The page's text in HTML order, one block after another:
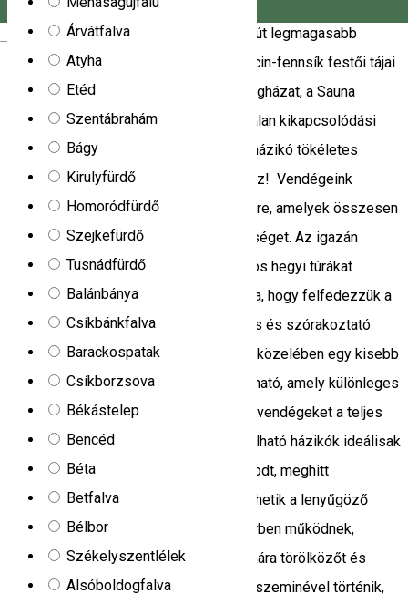
Magyar
Árvátfalva
Atyha
Etéd
Szentábrahám
Bágy
Kirulyfürdő
Homoródfürdő
Szejkefürdő
Tusnádfürdő
Balánbánya
Csíkbánkfalva
Barackospatak
Csíkborzsova
Békástelep
Bencéd
Béta
Betfalva
Bélbor
Székelyszentlélek
Alsóboldogfalva
1276 méteres tengerszint feletti magasságban, a
Gyergyószentmiklós és Parajd közötti út legmagasabb
pontján, fenyvesek árnyékában és a Bucin-fennsík festői tájai
között a látogatók 4 hangulatos kempingházat, a Sauna
Village szaunakomplexumot és számtalan kikapcsolódási
lehetőséget találnak. A négy bájos kis házikó tökéletes
választás egy felejthetetlen nyaraláshoz! Vendégeink
számára 4 kempingház áll rendelkezésre, amelyek összesen
12 fő számára nyújtanak szálláslehetőséget. Az igazán
különleges élmény érdekében terepjárós hegyi túrákat
szervezünk – egy remek lehetőség arra, hogy felfedezzük a
környék szépségét, miközben izgalmas és szórakoztató
kalandban lehet részünk. A szálláshely közelében egy kisebb
szaunaközpont, a Sauna Village is található, amely különleges
és változatos szaunatípusokkal várja a vendégeket a teljes
kikapcsolódás jegyében. A kertben található házikók ideálisak
azoknak a vendégeknek, akik egy nyugodt, meghitt
környezetet keresnek, miközben élvezhetik a lenyűgöző
panorámát. A házikók önellátó rendszerben működnek,
felszerelt konyhával. Vendégeink számára törölközőt és
ágyneműt is biztosítunk. A fűtés termoszeminével történik,